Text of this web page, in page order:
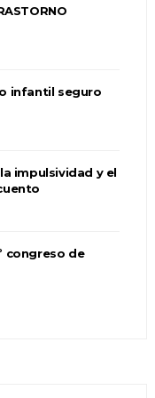
infantil seguro
impulsividad y el
congreso de